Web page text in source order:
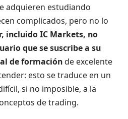
adquieren estudiando
complicados, pero no lo
incluido IC Markets, no
que se suscribe a su
de formaciónde excelente
esto se traduce en un
si no imposible, a la
de trading.